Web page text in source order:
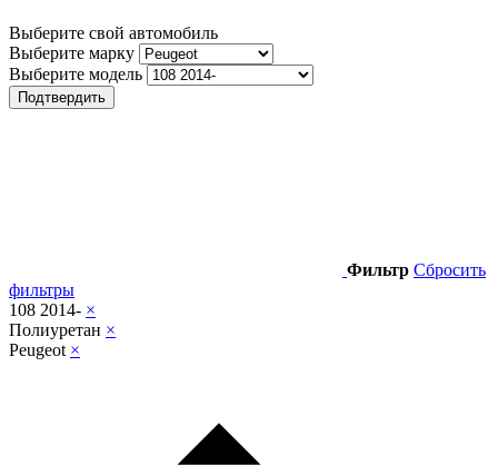
Выберите свой автомобиль
Выберите марку
Выберите модель
Подтвердить
Фильтр Сбросить
фильтры
108 2014- ×
Полиуретан ×
Peugeot ×